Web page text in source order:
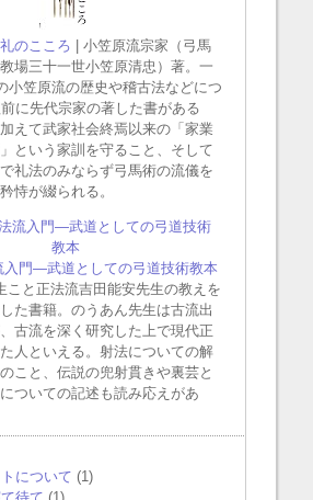
のこころ | 小笠原流宗家（弓馬
場三十一世小笠原清忠）著。一
小笠原流の歴史や稽古法などにつ
に先代宗家の著した書がある
えて武家社会終焉以来の「家業
という家訓を守ること、そして
礼法のみならず弓馬術の流儀を
恃が綴られる。
入門―武道としての弓道技術教本
こと正法流吉田能安先生の教えを
た書籍。のうあん先生は古流出
古流を深く研究した上で現代正
人といえる。射法についての解
こと、伝説の兜射貫きや裏芸と
ついての記述も読み応えがあ
について (1)